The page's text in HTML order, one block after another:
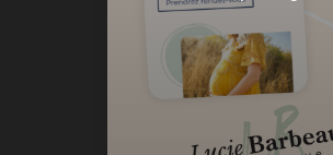
mettre ses futures
Visiter